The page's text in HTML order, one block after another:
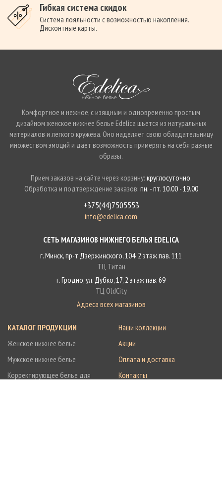
Гибкая система скидок
Система лояльности с возможностью накопления.
Дисконтные карты.
Комфортное и нежное, с изящным и одновременно простым
дизайном женское нижнее белье Edelica шьется из натуральных
материалов и легкого кружева. Оно наделяет свою обладательницу
множеством эмоций и дает возможность примерять на себя разные
образы.
Прием заказов на сайте через корзину: круглосуточно.
Обработка и подтверждение заказов: пн. - пт. 10.00 - 19.00
+375(44)7505553
info@edelica.com
СЕТЬ МАГАЗИНОВ НИЖНЕГО БЕЛЬЯ EDELICA
г. Минск, пр-т Дзержинского, 104, 2 этаж пав. 111
ТЦ Титан
г. Гродно, ул. Дубко, 17, 2 этаж пав. 69
ТЦ OldCity
Адреса всех магазинов
КАТАЛОГ ПРОДУКЦИИ
Женское нижнее белье
Мужское нижнее белье
Корректирующее белье для
Наши коллекции
Акции
Оплата и доставка
Контакты